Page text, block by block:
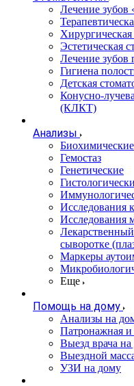
Лечение зубов
Эстетическая
Лечение зубов
Гигиена
Детская
Конусно-
(КЛКТ)
Анализы
Биохимические
Гемостаз
Генетические
Исследования
Исследования
сыворотке
Маркеры
Еще
Помощь на дому
Анализы на
Патронажная
Выезд врача
Выездной
УЗИ на дому